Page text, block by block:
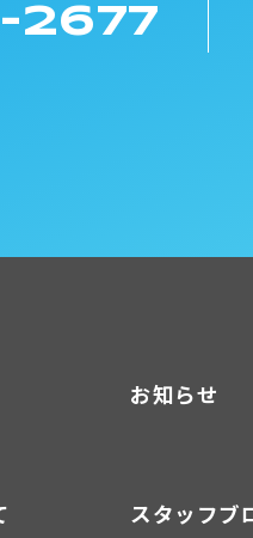
2677
お知らせ
スタッフブ